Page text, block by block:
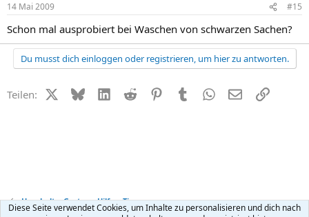
14 Mai 2009 #15
Schon mal ausprobiert bei Waschen von schwarzen Sachen?
Du musst dich einloggen oder registrieren, um hier zu antworten.
Teilen: X (Twitter)
BlueskyLinkedIn
Reddit PinterestTumblr WhatsApp
E-MailLink
Haushalt + Garten - Hilfe + Tipps
Diese Seite verwendet Cookies, um Inhalte zu personalisieren und dich nach